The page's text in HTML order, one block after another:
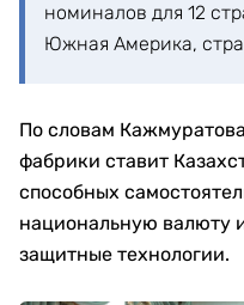
номиналов для 12
Южная Америка,
По словам
фабрики ставит
способных
национальную валюту
защитные технологии.